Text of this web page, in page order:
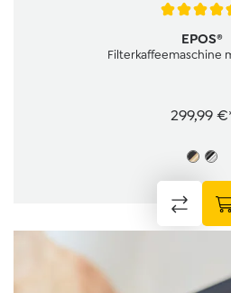
EPOS®
Filterkaffeemaschine
299,99